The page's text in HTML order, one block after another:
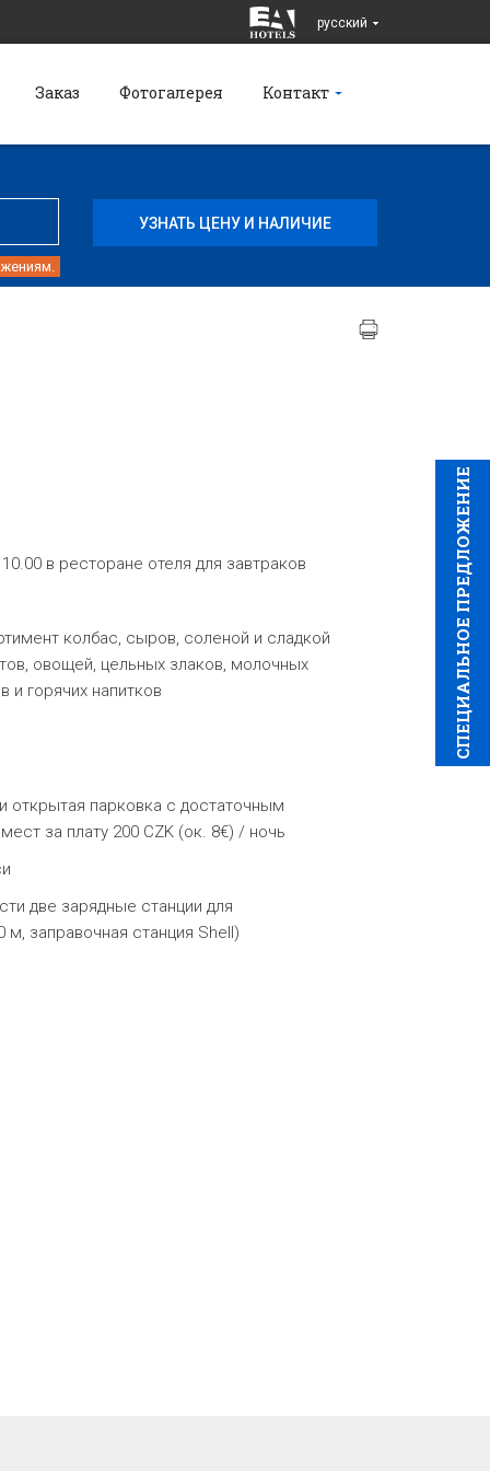
pусский
Заказ Фотогалерея Контакт
CПЕЦИAЛЬНОЕ ПРЕДЛОЖЕНИЕ
в ресторане отеля для завтраков
колбас, сыров, соленой и сладкой
овощей, цельных злаков, молочных
и горячих напитков
открытая парковка с достаточным
за плату 200 CZK (ок. 8€) / ночь
две зарядные станции для
заправочная станция Shell)